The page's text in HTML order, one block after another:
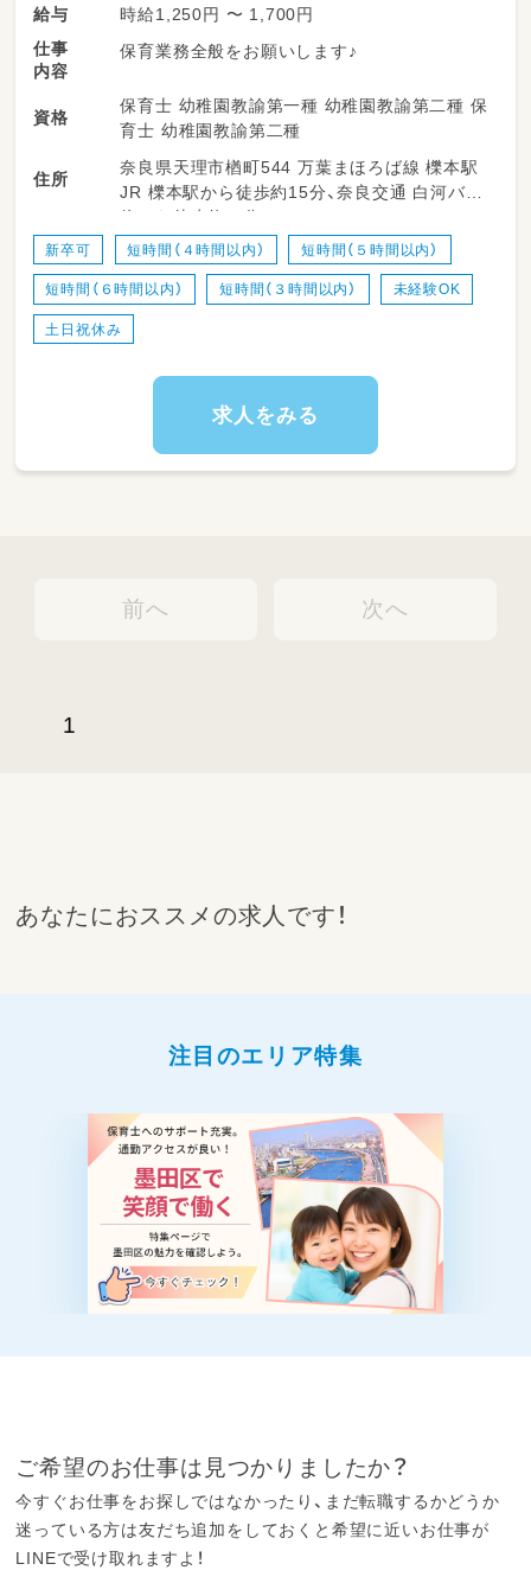
給与
時給1,250円 〜 1,700円
仕事
内容
保育業務全般をお願いします♪
資格
保育士 幼稚園教諭第一種 幼稚園教諭第二種 保
育士 幼稚園教諭第二種
住所
奈良県天理市楢町544 万葉まほろば線 櫟本駅
JR 櫟本駅から徒歩約15分、奈良交通 白河バス
停から徒歩約３分
新卒可 短時間（４時間以内） 短時間（５時間以内）
短時間（６時間以内） 短時間（３時間以内） 未経験OK
土日祝休み
求人をみる
前へ
1
次へ
あなたにおススメの求人です！
注目のエリア特集
ご希望のお仕事は見つかりましたか？
今すぐお仕事をお探しではなかったり、まだ転職するかどうか
迷っている方は友だち追加をしておくと希望に近いお仕事が
LINEで受け取れますよ！